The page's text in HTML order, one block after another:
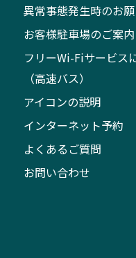
異常事態発生時のお
お客様駐車場のご案内
フリーWi-Fiサービス
（高速バス）
アイコンの説明
インターネット予約
よくあるご質問
お問い合わせ